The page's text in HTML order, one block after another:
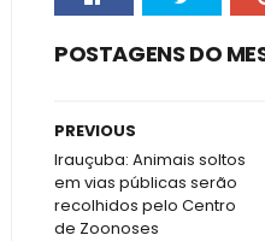
POSTAGENS DO
PREVIOUS
Irauçuba: Animais soltos
em vias públicas serão
recolhidos pelo Centro
de Zoonoses